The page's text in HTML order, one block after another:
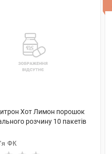
Хот Лимон порошок
розчину 10 пакетів
ФК